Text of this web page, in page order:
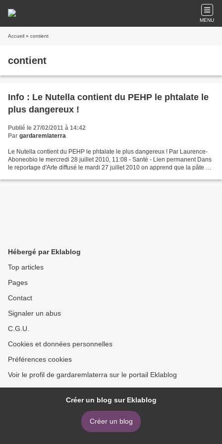
MENU
Accueil » contient
contient
Info : Le Nutella contient du PEHP le phtalate le
plus dangereux !
Publié le 27/02/2011 à 14:42
Par gardaremlaterra
Le Nutella contient du PEHP le phtalate le plus dangereux ! Par Laurence-
Aboneobio le mercredi 28 juillet 2010, 11:08 - Santé - Lien permanent Dans
le reportage d'Arte diffusé le mardi 27 juillet 2010 on apprend que la pâte à
Hébergé par Eklablog
Top articles
Pages
Contact
Signaler un abus
C.G.U.
Cookies et données personnelles
Préférences cookies
Voir le profil de gardaremlaterra sur le portail Eklablog
Créer un blog sur Eklablog
Créer un blog